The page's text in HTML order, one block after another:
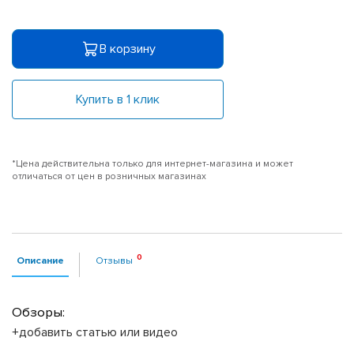
В корзину
Купить в 1 клик
*Цена действительна только для интернет-магазина и может
отличаться от цен в розничных магазинах
Описание Отзывы
Обзоры:
+добавить статью или видео